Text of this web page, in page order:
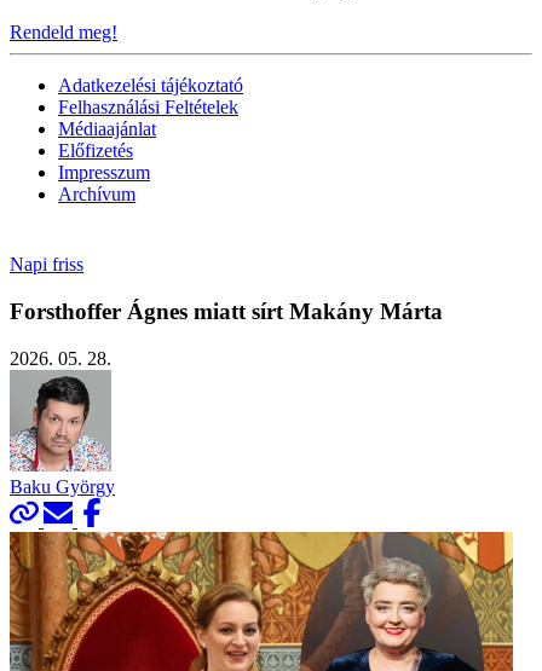
Rendeld meg!
Adatkezelési tájékoztató
Felhasználási Feltételek
Médiaajánlat
Előfizetés
Impresszum
Archívum
Napi friss
Forsthoffer Ágnes miatt sírt Makány Márta
2026. 05. 28.
Baku György